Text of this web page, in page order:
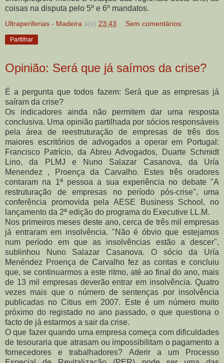
coisas na disputa pelo 5º e 6º mandatos.
Ultraperiferias - Madeira à(s) 23:43 Sem comentários:
Partilhar
Opinião: Será que já saímos da crise?
É a pergunta que todos fazem: Será que as empresas já
saíram da crise?
Os indicadores ainda não permitem dar uma resposta
conclusiva. Uma opinião partilhada por sócios responsáveis
pela área de reestruturação de empresas de três dos
maiores escritórios de advogados a operar em Portugal:
Francisco Patrício, da Abreu Advogados, Duarte Schmidt
Lino, da PLMJ e Nuno Salazar Casanova, da Uría
Menendez , Proença da Carvalho. Estes três oradores
contaram na 1ª pessoa a sua experiência no debate "A
restruturação de empresas no período pós-crise", uma
conferência promovida pela AESE Business School, no
lançamento da 2ª edição do programa do Executive LL.M.
Nos primeiros meses deste ano, cerca de três mil empresas
já entraram em insolvência. "Não é óbvio que estejamos
num período em que as insolvências estão a descer",
sublinhou Nuno Salazar Casanova. O sócio da Uría
Menéndez Proença de Carvalho fez as contas e concluiu
que, se continuarmos a este ritmo, até ao final do ano, mais
de 13 mil empresas deverão entrar em insolvência. Quatro
vezes mais que o número de sentenças por insolvência
publicadas no Citius em 2007. Este é um número muito
próximo do registado no ano passado, o que questiona o
facto de já estarmos a sair da crise.
O que fazer quando uma empresa começa com dificuldades
de tesouraria que atrasam ou impossibilitam o pagamento a
fornecedores e trabalhadores? Aderir a um Processo